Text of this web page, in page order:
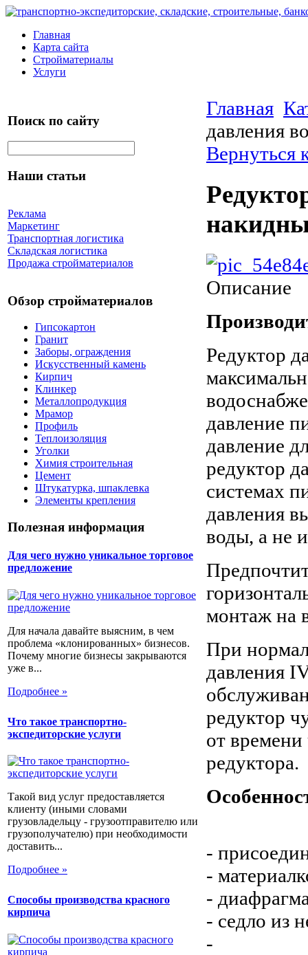
Главная
Карта сайта
Стройматериалы
Услуги
Поиск по сайту
Наши статьи
Реклама
Маркетинг
Транспортная логистика
Складская логистика
Продажа стройматериалов
Обзор стройматериалов
Гипсокартон
Гранит
Заборы, ограждения
Искусственный камень
Кирпич
Клинкер
Металлопродукция
Мрамор
Профиль
Теплоизоляция
Уголки
Химия строительная
Цемент
Штукатурка, шпаклевка
Элементы крепления
Полезная информация
Для чего нужно уникальное торговое
предложение
Для начала давайте выясним, в чем
проблема «клонированных» бизнесов.
Почему многие бизнесы закрываются
уже в...
Подробнее »
Что такое транспортно-
экспедиторские услуги
Такой вид услуг предоставляется
клиенту (иными словами
грузовладельцу - грузоотправителю или
грузополучателю) при необходимости
доставить...
Подробнее »
Способы производства красного
кирпича
Главная
давления
Вернуться
Описание
Редуктор
давление
давление
редуктор
системах
давления
воды, а не
монтаж на
При
давления
редуктор
от времени
редуктора.
-
-
-
- седло из
-